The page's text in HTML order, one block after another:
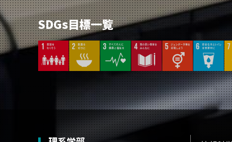
SDGs目標一覧